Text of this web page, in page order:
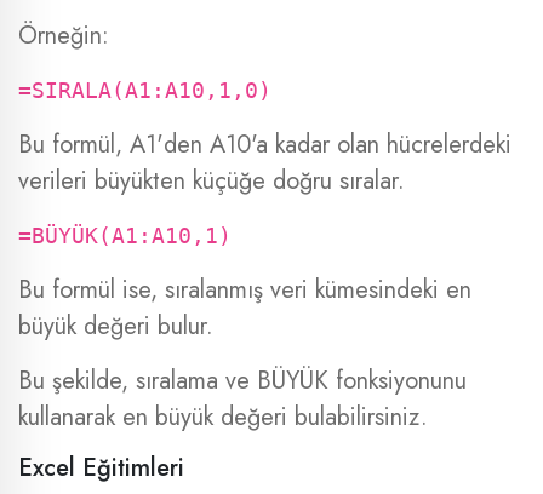
Örneğin:
=SIRALA(A1:A10,1,0)
Bu formül, A1'den A10'a kadar olan hücrelerdeki
verileri büyükten küçüğe doğru sıralar.
=BÜYÜK(A1:A10,1)
Bu formül ise, sıralanmış veri kümesindeki en
büyük değeri bulur.
Bu şekilde, sıralama ve BÜYÜK fonksiyonunu
kullanarak en büyük değeri bulabilirsiniz.
Excel Eğitimleri